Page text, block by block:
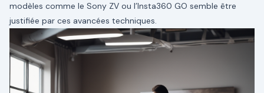
modèles comme le Sony ZV ou l’Insta360 GO semble être
justifiée par ces avancées techniques.